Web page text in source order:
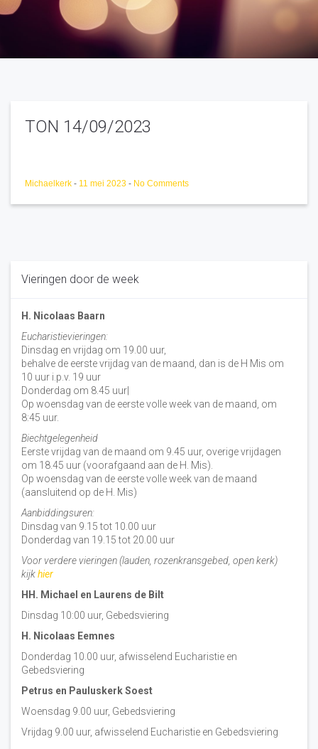
TON 14/09/2023
Michaelkerk - 11 mei 2023 - No Comments
Vieringen door de week
H. Nicolaas Baarn
Eucharistievieringen:
Dinsdag en vrijdag om 19.00 uur,
behalve de eerste vrijdag van de maand, dan is de H Mis om
10 uur i.p.v. 19 uur
Donderdag om 8.45 uur|
Op woensdag van de eerste volle week van de maand, om
8:45 uur.
Biechtgelegenheid
Eerste vrijdag van de maand om 9.45 uur, overige vrijdagen
om 18.45 uur (voorafgaand aan de H. Mis).
Op woensdag van de eerste volle week van de maand
(aansluitend op de H. Mis)
Aanbiddingsuren:
Dinsdag van 9.15 tot 10.00 uur
Donderdag van 19.15 tot 20.00 uur
Voor verdere vieringen (lauden, rozenkransgebed, open kerk)
kijkhier
HH. Michael en Laurens de Bilt
Dinsdag 10:00 uur, Gebedsviering
H. Nicolaas Eemnes
Donderdag 10.00 uur, afwisselend Eucharistie en
Gebedsviering
Petrus en Pauluskerk Soest
Woensdag 9.00 uur, Gebedsviering
Vrijdag 9.00 uur, afwisselend Eucharistie en Gebedsviering